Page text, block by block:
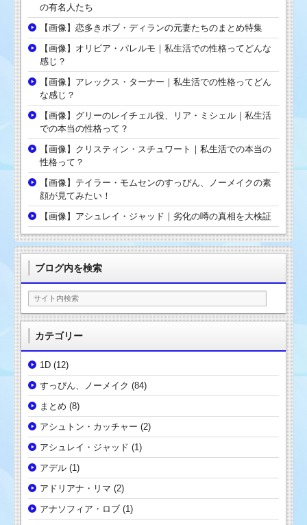
の有名人たち
【画像】恋多きボブ・ディランの元妻たちのまとめ特集
【画像】オリビア・パレルモ｜私生活での性格ってどんな
感じ？
【画像】アレックス・ターナー｜私生活での性格ってどん
な感じ？
【画像】グリーのレイチェル役、リア・ミシェル｜私生活
での本当の性格って？
【画像】クリスティン・スチュワート｜私生活での本当の
性格って？
【画像】テイラー・モムセンのすっぴん、ノーメイクの素
顔が見てみたい！
【画像】アシュレイ・ジャッド｜劣化の噂の真相を大検証
ブログ内を検索
カテゴリー
1D (12)
すっぴん、ノーメイク (84)
まとめ (8)
アシュトン・カッチャー (2)
アシュレイ・ジャッド (1)
アデル (1)
アドリアナ・リマ (2)
アナソフィア・ロブ (1)